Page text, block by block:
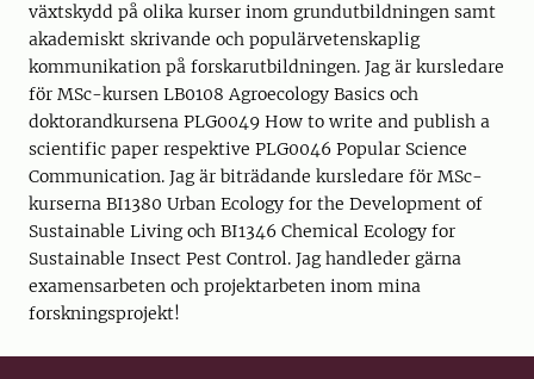
växtskydd på olika kurser inom grundutbildningen samt
akademiskt skrivande och populärvetenskaplig
kommunikation på forskarutbildningen. Jag är kursledare
för MSc-kursen LB0108 Agroecology Basics och
doktorandkursena PLG0049 How to write and publish a
scientific paper respektive PLG0046 Popular Science
Communication. Jag är biträdande kursledare för MSc-
kurserna BI1380 Urban Ecology for the Development of
Sustainable Living och BI1346 Chemical Ecology for
Sustainable Insect Pest Control. Jag handleder gärna
examensarbeten och projektarbeten inom mina
forskningsprojekt!